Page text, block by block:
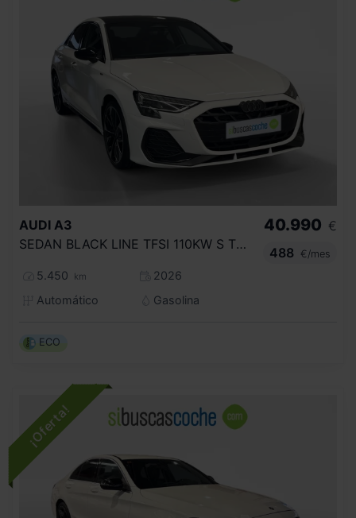
AUDI A3
SEDAN BLACK LINE TFSI 110KW S TRONIC
5.450 km
2026
Automático
Gasolina
40.990 €
488
€/mes
ECO